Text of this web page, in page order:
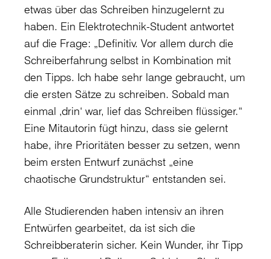
etwas über das Schreiben hinzugelernt zu
haben. Ein Elektrotechnik-Student antwortet
auf die Frage: „Definitiv. Vor allem durch die
Schreiberfahrung selbst in Kombination mit
den Tipps. Ich habe sehr lange gebraucht, um
die ersten Sätze zu schreiben. Sobald man
einmal ‚drin‘ war, lief das Schreiben flüssiger.“
Eine Mitautorin fügt hinzu, dass sie gelernt
habe, ihre Prioritäten besser zu setzen, wenn
beim ersten Entwurf zunächst „eine
chaotische Grundstruktur“ entstanden sei.
Alle Studierenden haben intensiv an ihren
Entwürfen gearbeitet, da ist sich die
Schreibberaterin sicher. Kein Wunder, ihr Tipp